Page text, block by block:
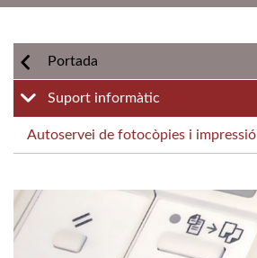
Portada
Suport informàtic
Autoservei de fotocòpies i impressió